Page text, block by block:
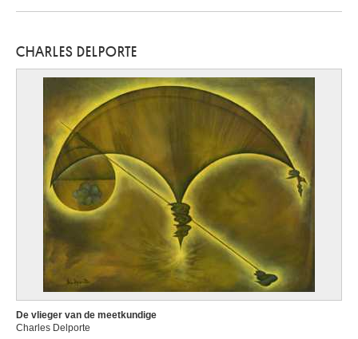
CHARLES DELPORTE
De vlieger van de meetkundige
Charles Delporte